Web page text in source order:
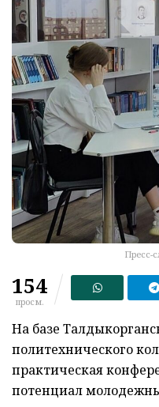
Пресс-
154
просм.
На базе
политехнического
практическая
потенциал